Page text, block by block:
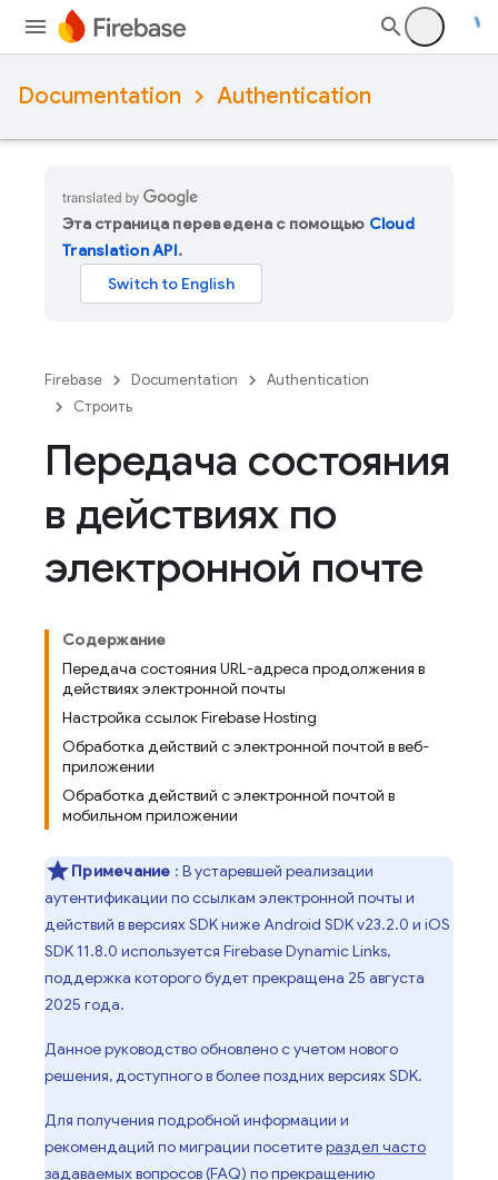
Documentation Authentication
Эта страница переведена с помощью Cloud
Translation API.
Firebase Documentation
Authentication
Строить
Передача состояния
в действиях по
электронной почте
Содержание
Передача состояния URL-адреса продолжения в
действиях электронной почты
Настройка ссылок Firebase Hosting
Обработка действий с электронной почтой в веб-
приложении
Обработка действий с электронной почтой в
мобильном приложении
Примечание : В устаревшей реализации
аутентификации по ссылкам электронной почты и
действий в версиях SDK ниже Android SDK v23.2.0 и iOS
SDK 11.8.0 используется Firebase Dynamic Links,
поддержка которого будет прекращена 25 августа
2025 года.
Данное руководство обновлено с учетом нового
решения, доступного в более поздних версиях SDK.
Для получения подробной информации и
рекомендаций по миграции посетитераздел часто
задаваемых вопросов (FAQ) по прекращению